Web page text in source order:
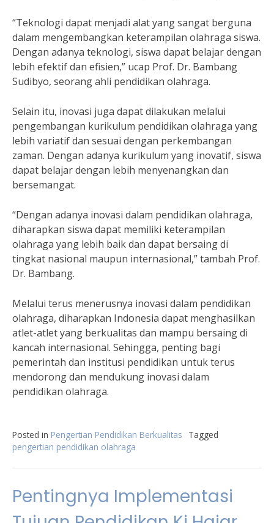
“Teknologi dapat menjadi alat yang sangat berguna
dalam mengembangkan keterampilan olahraga siswa.
Dengan adanya teknologi, siswa dapat belajar dengan
lebih efektif dan efisien,” ucap Prof. Dr. Bambang
Sudibyo, seorang ahli pendidikan olahraga.
Selain itu, inovasi juga dapat dilakukan melalui
pengembangan kurikulum pendidikan olahraga yang
lebih variatif dan sesuai dengan perkembangan
zaman. Dengan adanya kurikulum yang inovatif, siswa
dapat belajar dengan lebih menyenangkan dan
bersemangat.
“Dengan adanya inovasi dalam pendidikan olahraga,
diharapkan siswa dapat memiliki keterampilan
olahraga yang lebih baik dan dapat bersaing di
tingkat nasional maupun internasional,” tambah Prof.
Dr. Bambang.
Melalui terus menerusnya inovasi dalam pendidikan
olahraga, diharapkan Indonesia dapat menghasilkan
atlet-atlet yang berkualitas dan mampu bersaing di
kancah internasional. Sehingga, penting bagi
pemerintah dan institusi pendidikan untuk terus
mendorong dan mendukung inovasi dalam
pendidikan olahraga.
Posted in Pengertian Pendidikan Berkualitas
Tagged
pengertian pendidikan olahraga
Pentingnya Implementasi